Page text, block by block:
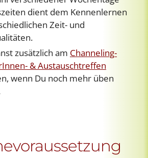
dient dem Kennenlernen
Zeit- und
zusätzlich am Channeling-
& Austauschtreffen
wenn Du noch mehr üben